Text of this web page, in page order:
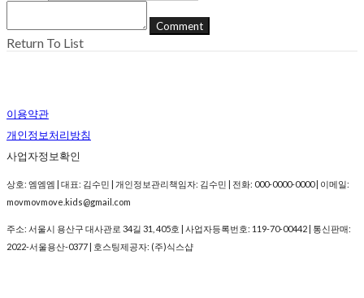
Comment
Return To List
이용약관
개인정보처리방침
사업자정보확인
상호: 엠엠엠 | 대표: 김수민 | 개인정보관리책임자: 김수민 | 전화: 000-0000-0000 | 이메일:
movmovmove.kids@gmail.com
주소: 서울시 용산구 대사관로 34길 31, 405호 | 사업자등록번호: 119-70-00442 | 통신판매:
2022-서울용산-0377 | 호스팅제공자: (주)식스샵